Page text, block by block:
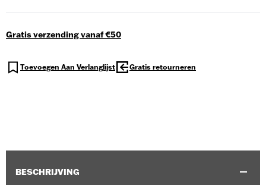
Gratis verzending vanaf €50
Toevoegen Aan Verlanglijst Gratis retourneren
BESCHRIJVING